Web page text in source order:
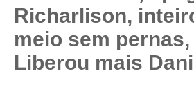
Richarlison,
meio sem
Liberou mais